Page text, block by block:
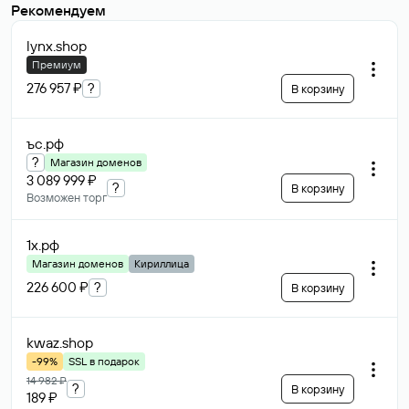
Рекомендуем
lynx.shop
Премиум
276 957 ₽ ? В корзину
ъс.рф
? Магазин доменов
3 089 999 ₽
Возможен торг
? В корзину
1х.рф
Магазин доменов Кириллица
226 600 ₽ ? В корзину
kwaz.shop
-99%
SSL в подарок
14 982 ₽
189 ₽
? В корзину